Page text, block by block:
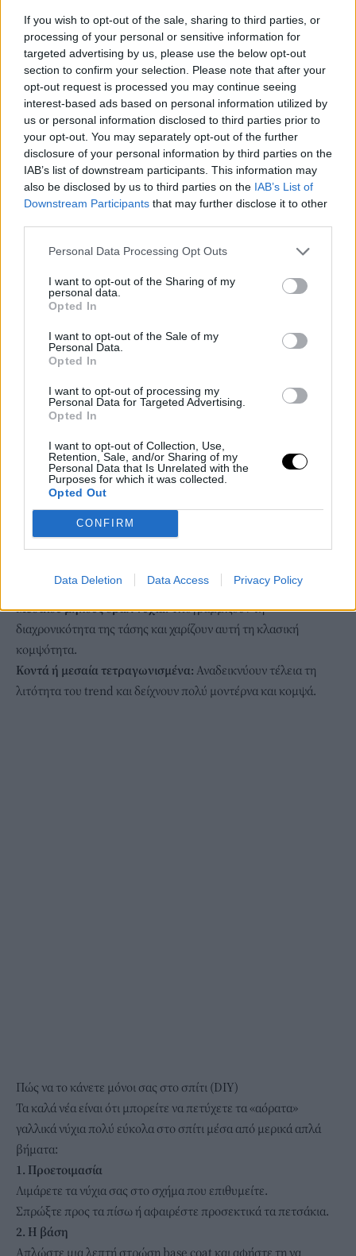
If you wish to opt-out of the sale, sharing to third parties, or
processing of your personal or sensitive information for
targeted advertising by us, please use the below opt-out
section to confirm your selection. Please note that after your
opt-out request is processed you may continue seeing
interest-based ads based on personal information utilized by
us or personal information disclosed to third parties prior to
your opt-out. You may separately opt-out of the further
disclosure of your personal information by third parties on the
IAB’s list of downstream participants. This information may
also be disclosed by us to third parties on the IAB’s List of
Downstream Participants that may further disclose it to other
Personal Data Processing Opt Outs
I want to opt-out of the Sharing of my
personal data.
Opted In
I want to opt-out of the Sale of my
Personal Data.
Opted In
I want to opt-out of processing my
Personal Data for Targeted Advertising.
Opted In
I want to opt-out of Collection, Use,
Retention, Sale, and/or Sharing of my
Personal Data that Is Unrelated with the
Purposes for which it was collected.
Opted Out
CONFIRM
Data Deletion Data Access Privacy Policy
Για το «αόρατο» γαλλικό ταιριάζουν ιδιαίτερα τα φυσικά, απαλά
σχήματα:
Μεσαίου μήκους οβάλ νύχια:Υπογραμμίζουν τη
διαχρονικότητα της τάσης και χαρίζουν αυτή τη κλασική
κομψότητα.
Κοντά ή μεσαία τετραγωνισμένα: Αναδεικνύουν τέλεια τη
λιτότητα του trend και δείχνουν πολύ μοντέρνα και κομψά.
Πώς να το κάνετε μόνοι σας στο σπίτι (DIY)
Τα καλά νέα είναι ότι μπορείτε να πετύχετε τα «αόρατα»
γαλλικά νύχια πολύ εύκολα στο σπίτι μέσα από μερικά απλά
βήματα:
1. Προετοιμασία
Λιμάρετε τα νύχια σας στο σχήμα που επιθυμείτε.
Σπρώξτε προς τα πίσω ή αφαιρέστε προσεκτικά τα πετσάκια.
2. Η βάση
Απλώστε μια λεπτή στρώση base coat και αφήστε τη να